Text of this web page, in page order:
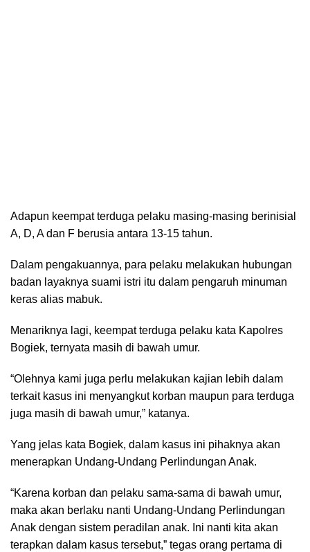
Adapun keempat terduga pelaku masing-masing berinisial
A, D, A dan F berusia antara 13-15 tahun.
Dalam pengakuannya, para pelaku melakukan hubungan
badan layaknya suami istri itu dalam pengaruh minuman
keras alias mabuk.
Menariknya lagi, keempat terduga pelaku kata Kapolres
Bogiek, ternyata masih di bawah umur.
“Olehnya kami juga perlu melakukan kajian lebih dalam
terkait kasus ini menyangkut korban maupun para terduga
juga masih di bawah umur,” katanya.
Yang jelas kata Bogiek, dalam kasus ini pihaknya akan
menerapkan Undang-Undang Perlindungan Anak.
“Karena korban dan pelaku sama-sama di bawah umur,
maka akan berlaku nanti Undang-Undang Perlindungan
Anak dengan sistem peradilan anak. Ini nanti kita akan
terapkan dalam kasus tersebut,” tegas orang pertama di